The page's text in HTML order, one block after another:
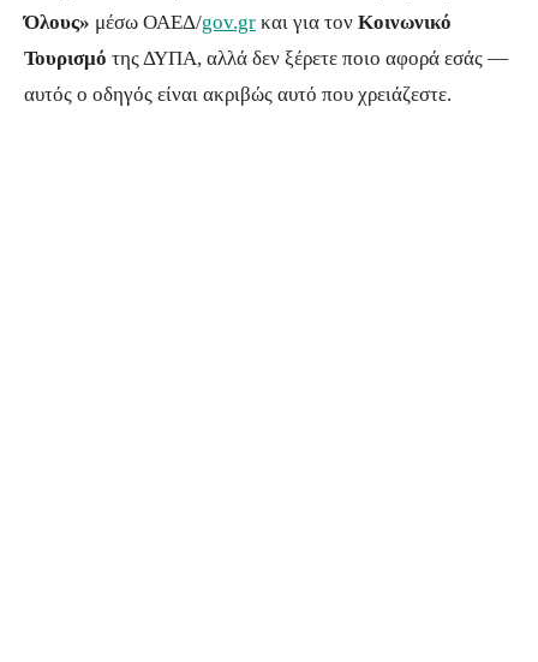
Όλους» μέσω ΟΑΕΔ/gov.gr και για τον Κοινωνικό
Τουρισμό της ΔΥΠΑ, αλλά δεν ξέρετε ποιο αφορά εσάς —
αυτός ο οδηγός είναι ακριβώς αυτό που χρειάζεστε.